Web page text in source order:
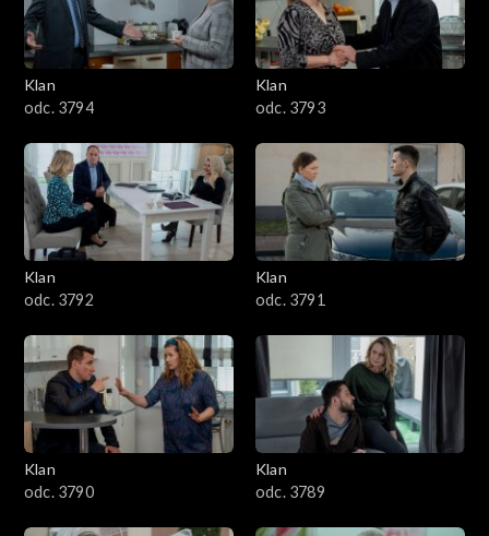
3501–3600
3401–3500
3201–3300
3101–3200
3001–3100
2901–3000
2801–2900
2701–2800
Klan
odc. 3794
Klan
odc. 3793
Klan
odc. 3792
Klan
odc. 3791
Klan
odc. 3790
Klan
odc. 3789